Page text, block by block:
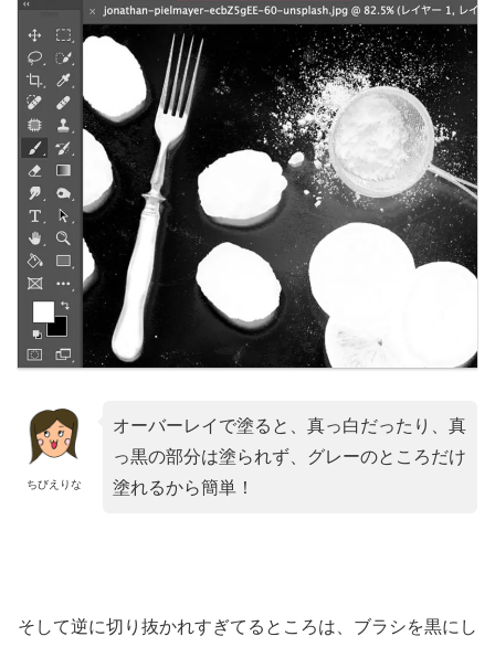
ちびえりな
オーバーレイで塗ると、真っ白だったり、真
っ黒の部分は塗られず、グレーのところだけ
塗れるから簡単！
そして逆に切り抜かれすぎてるところは、ブラシを黒にし